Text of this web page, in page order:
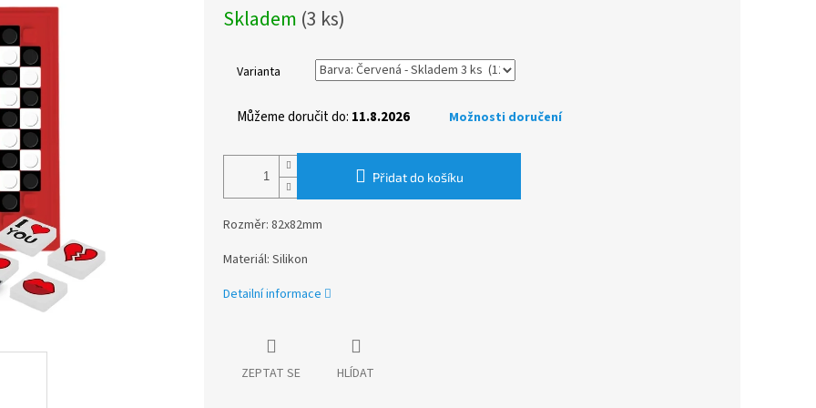
cena:
Skladem (3 ks)
Varianta
Můžeme doručit do: 11.8.2026 Možnosti doručení
Přidat do košíku
Rozměr: 82x82mm
Materiál: Silikon
Detailní informace
ZEPTAT SE HLÍDAT